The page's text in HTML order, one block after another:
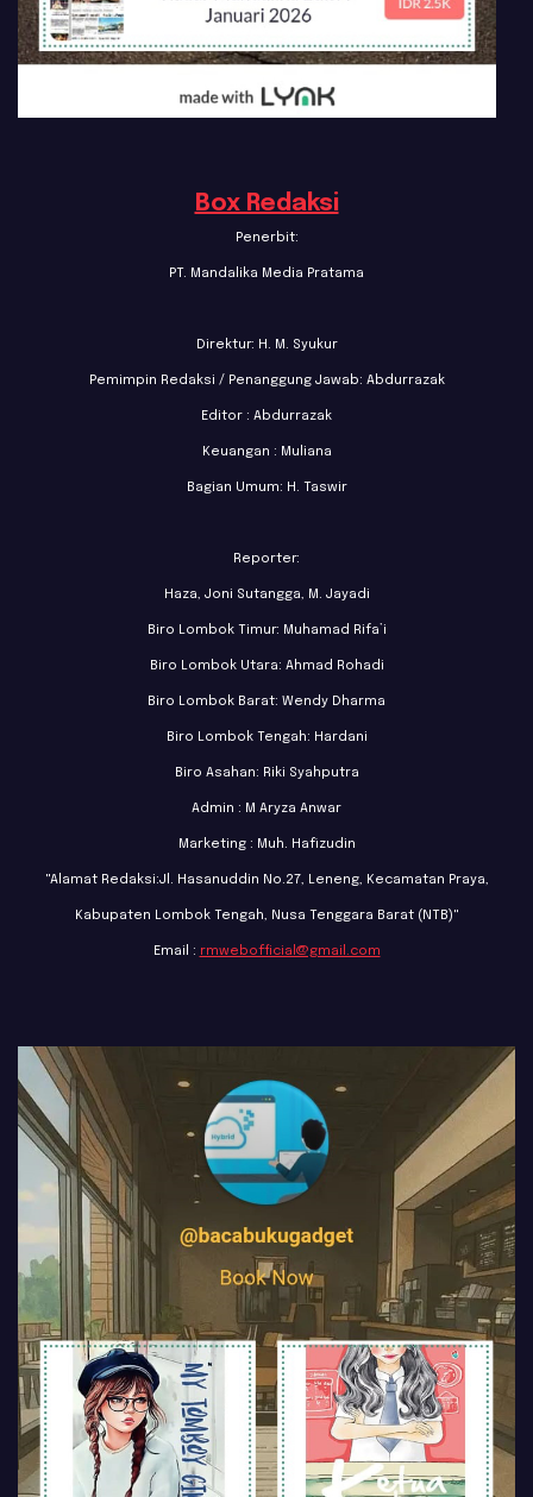
Box Redaksi
Penerbit:
PT. Mandalika Media Pratama
Direktur: H. M. Syukur
Pemimpin Redaksi / Penanggung Jawab: Abdurrazak
Editor : Abdurrazak
Keuangan : Muliana
Bagian Umum: H. Taswir
Reporter:
Haza, Joni Sutangga, M. Jayadi
Biro Lombok Timur: Muhamad Rifa’i
Biro Lombok Utara: Ahmad Rohadi
Biro Lombok Barat: Wendy Dharma
Biro Lombok Tengah: Hardani
Biro Asahan: Riki Syahputra
Admin : M Aryza Anwar
Marketing : Muh. Hafizudin
"Alamat Redaksi:Jl. Hasanuddin No.27, Leneng, Kecamatan Praya,
Kabupaten Lombok Tengah, Nusa Tenggara Barat (NTB)"
Email : rmwebofficial@gmail.com